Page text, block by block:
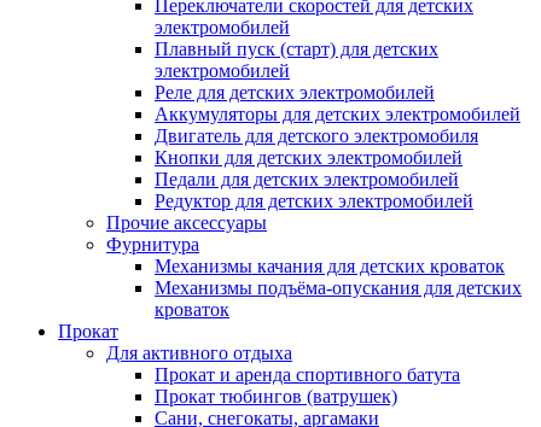
Переключатели скоростей для детских
электромобилей
Плавный пуск (старт) для детских
электромобилей
Реле для детских электромобилей
Аккумуляторы для детских электромобилей
Двигатель для детского электромобиля
Кнопки для детских электромобилей
Педали для детских электромобилей
Редуктор для детских электромобилей
Прочие аксессуары
Фурнитура
Механизмы качания для детских кроваток
Механизмы подъёма-опускания для детских
кроваток
Прокат
Для активного отдыха
Прокат и аренда спортивного батута
Прокат тюбингов (ватрушек)
Сани, снегокаты, аргамаки